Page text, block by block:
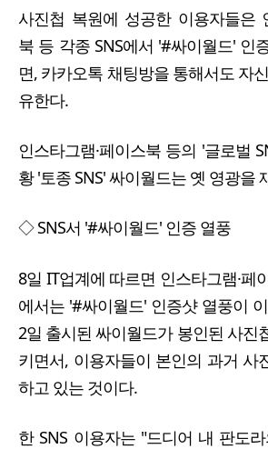
사진첩 복원에 성공한 이용자들은
북 등 각종 SNS에서 '#싸이월드' 인
면, 카카오톡 채팅방을 통해서도 자
유한다.
인스타그램·페이스북 등의 '글로벌
황 '토종 SNS' 싸이월드는 옛 영광을
◇ SNS서 '#싸이월드' 인증 열풍
8일 IT업계에 따르면 인스타그램·페
에서는 '#싸이월드' 인증샷 열풍이
2일 출시된 싸이월드가 봉인된 사진
키면서, 이용자들이 본인의 과거 사
하고 있는 것이다.
한 SNS 이용자는 "드디어 내 판도